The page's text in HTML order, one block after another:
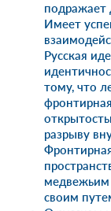
подражает
Имеет
Русская
тому, что
разрыву
медвежьим
своим